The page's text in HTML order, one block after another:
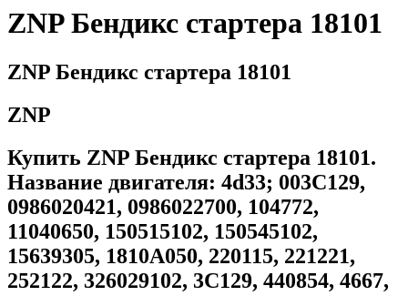
ZNP Бендикс стартера 18101
ZNP Бендикс стартера 18101
ZNP
Купить ZNP Бендикс стартера 18101.
Название двигателя: 4d33; 003C129,
0986020421, 0986022700, 104772,
11040650, 150515102, 150545102,
15639305, 1810A050, 220115, 221221,
252122, 326029102, 3C129, 440854, 4667,